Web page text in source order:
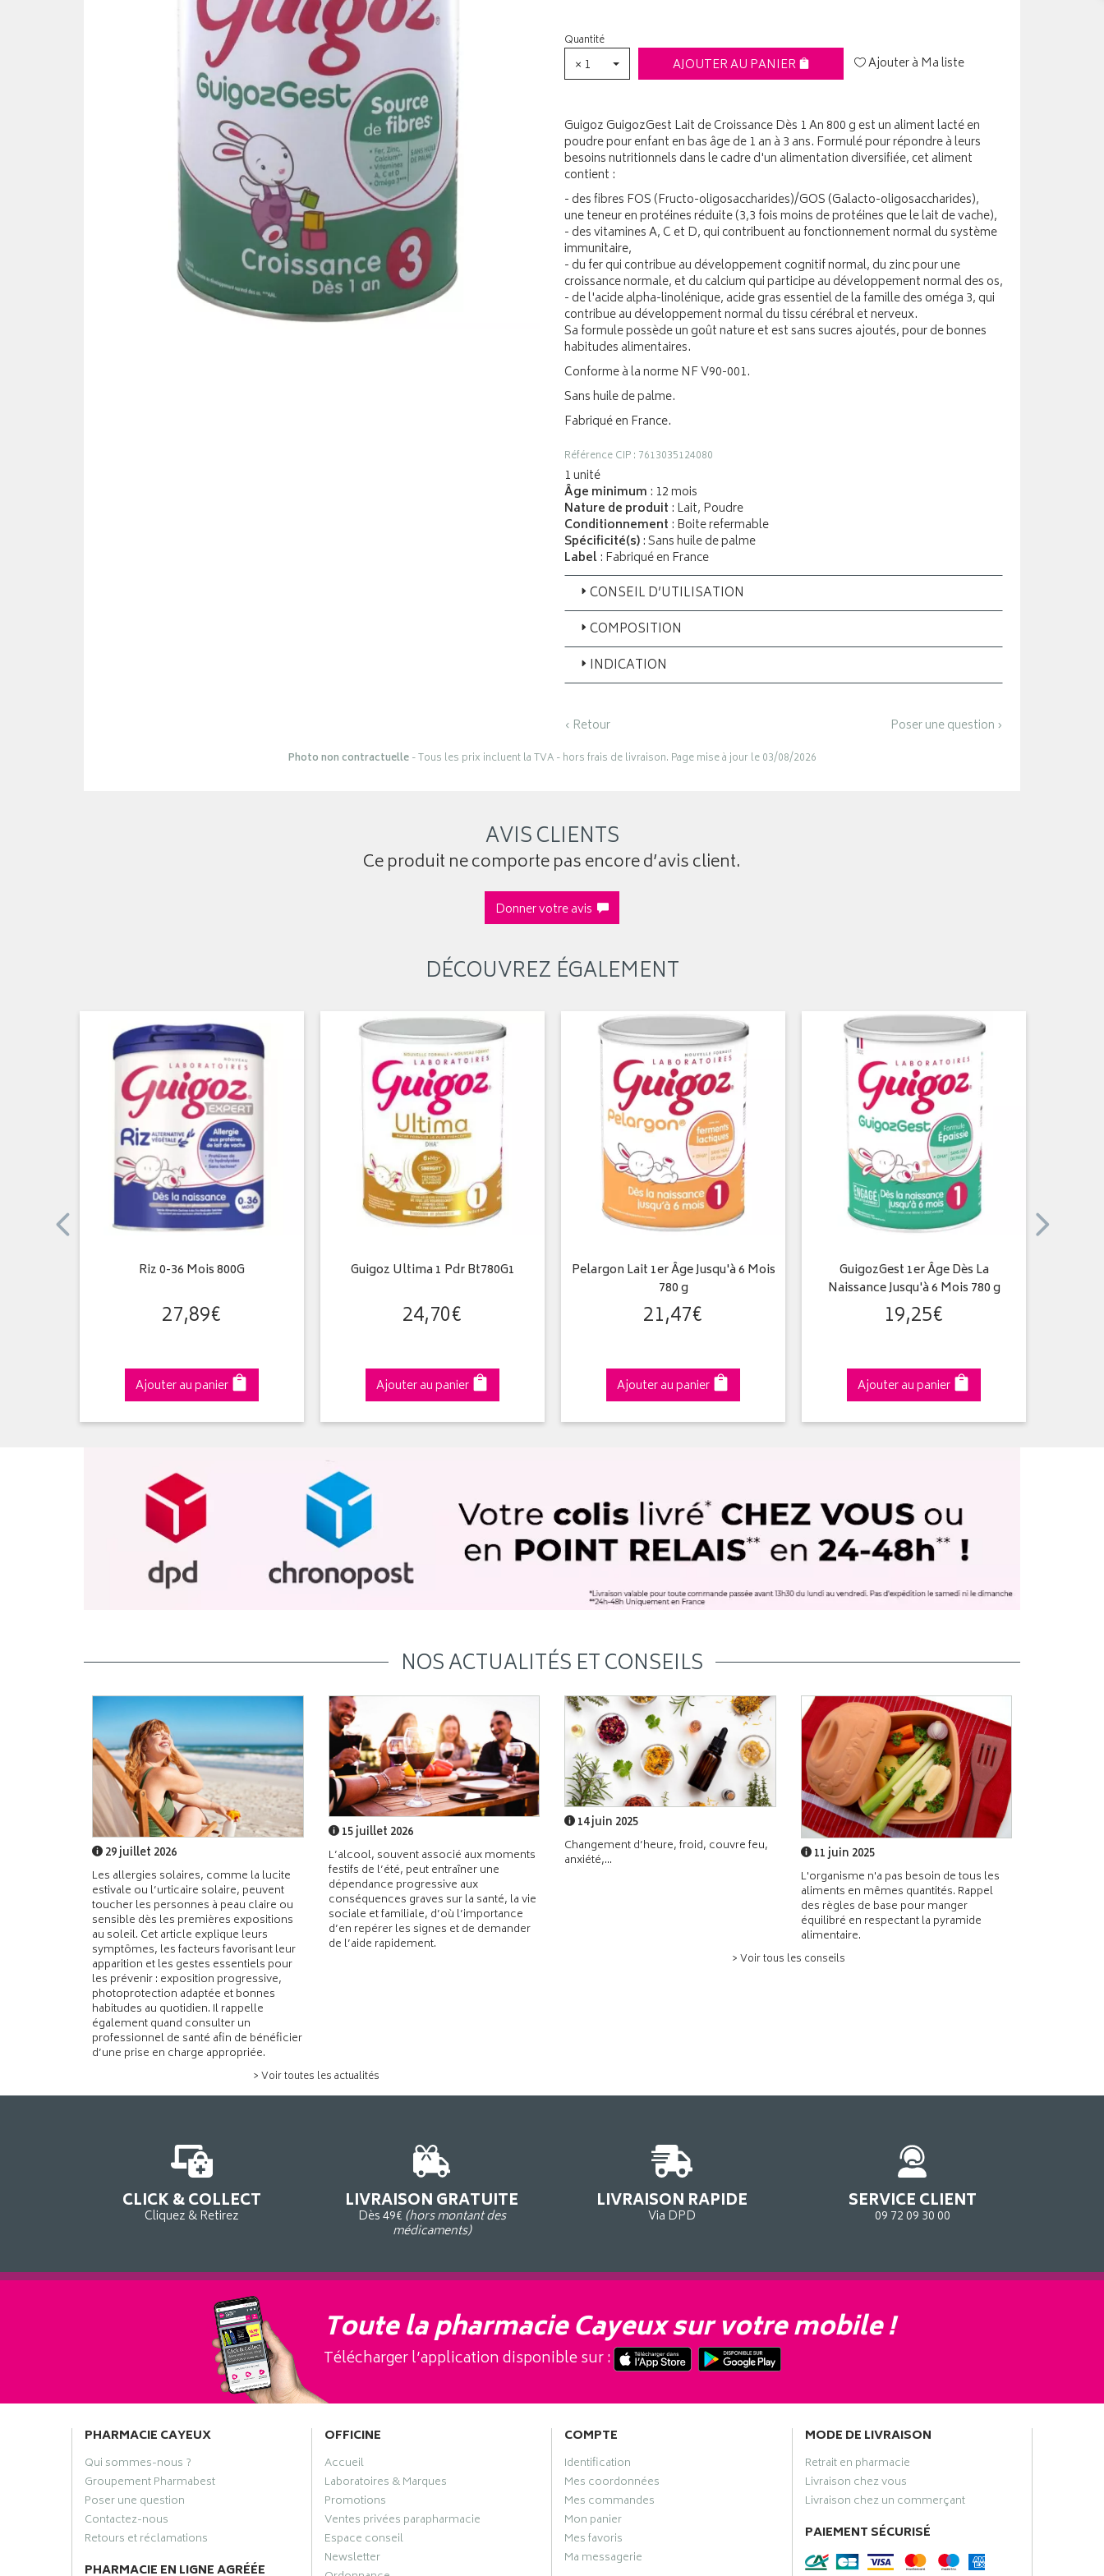
Quantité
× 1 AJOUTER AU PANIER Ajouter à Ma liste
Guigoz GuigozGest Lait de Croissance Dès 1 An 800 g est un aliment lacté en
poudre pour enfant en bas âge de 1 an à 3 ans. Formulé pour répondre à leurs
besoins nutritionnels dans le cadre d'un alimentation diversifiée, cet aliment
contient :
- des fibres FOS (Fructo-oligosaccharides)/GOS (Galacto-oligosaccharides),
une teneur en protéines réduite (3,3 fois moins de protéines que le lait de vache),
- des vitamines A, C et D, qui contribuent au fonctionnement normal du système
immunitaire,
- du fer qui contribue au développement cognitif normal, du zinc pour une
croissance normale, et du calcium qui participe au développement normal des os,
- de l'acide alpha-linolénique, acide gras essentiel de la famille des oméga 3, qui
contribue au développement normal du tissu cérébral et nerveux.
Sa formule possède un goût nature et est sans sucres ajoutés, pour de bonnes
habitudes alimentaires.
Conforme à la norme NF V90-001.
Sans huile de palme.
Fabriqué en France.
Référence CIP : 7613035124080
1 unité
Âge minimum : 12 mois
Nature de produit : Lait, Poudre
Conditionnement : Boite refermable
Spécificité(s): Sans huile de palme
Label: Fabriqué en France
CONSEIL D’UTILISATION
COMPOSITION
INDICATION
‹ Retour Poser une question ›
Photo non contractuelle- Tous les prix incluent la TVA - hors frais de livraison. Page mise à jour le 03/08/2026
AVIS CLIENTS
Ce produit ne comporte pas encore d’avis client.
Donner votre avis
DÉCOUVREZ ÉGALEMENT
Riz 0-36 Mois 800G
27,89€
Ajouter au panier
Guigoz Ultima 1 Pdr Bt780G1
24,70€
Ajouter au panier
Pelargon Lait 1er Âge Jusqu'à 6 Mois
780 g
21,47€
Ajouter au panier
GuigozGest 1er Âge Dès La
Naissance Jusqu'à 6 Mois 780 g
19,25€
Ajouter au panier
NOS ACTUALITÉS ET CONSEILS
29 juillet 2026
Les allergies solaires, comme la lucite
estivale ou l’urticaire solaire, peuvent
toucher les personnes à peau claire ou
sensible dès les premières expositions
au soleil. Cet article explique leurs
symptômes, les facteurs favorisant leur
apparition et les gestes essentiels pour
les prévenir : exposition progressive,
photoprotection adaptée et bonnes
habitudes au quotidien. Il rappelle
également quand consulter un
professionnel de santé afin de bénéficier
d’une prise en charge appropriée.
15 juillet 2026
L’alcool, souvent associé aux moments
festifs de l’été, peut entraîner une
dépendance progressive aux
conséquences graves sur la santé, la vie
sociale et familiale, d’où l’importance
d’en repérer les signes et de demander
de l’aide rapidement.
> Voir toutes les actualités
14 juin 2025
Changement d’heure, froid, couvre feu,
anxiété,...
11 juin 2025
L'organisme n'a pas besoin de tous les
aliments en mêmes quantités. Rappel
des règles de base pour manger
équilibré en respectant la pyramide
alimentaire.
> Voir tous les conseils
CLICK & COLLECT
Cliquez & Retirez
LIVRAISON GRATUITE
Dès 49€ (hors montant des
médicaments)
LIVRAISON RAPIDE
Via DPD
SERVICE CLIENT
09 72 09 30 00
Toute la pharmacie Cayeux sur votre mobile !
Télécharger l’application disponible sur :
PHARMACIE CAYEUX
Qui sommes-nous ?
Groupement Pharmabest
Poser une question
Contactez-nous
Retours et réclamations
PHARMACIE EN LIGNE AGRÉÉE
OFFICINE
Accueil
Laboratoires & Marques
Promotions
Ventes privées parapharmacie
Espace conseil
Newsletter
COMPTE
Identification
Mes coordonnées
Mes commandes
Mon panier
Mes favoris
Ma messagerie
MODE DE LIVRAISON
Retrait en pharmacie
Livraison chez vous
Livraison chez un commerçant
PAIEMENT SÉCURISÉ